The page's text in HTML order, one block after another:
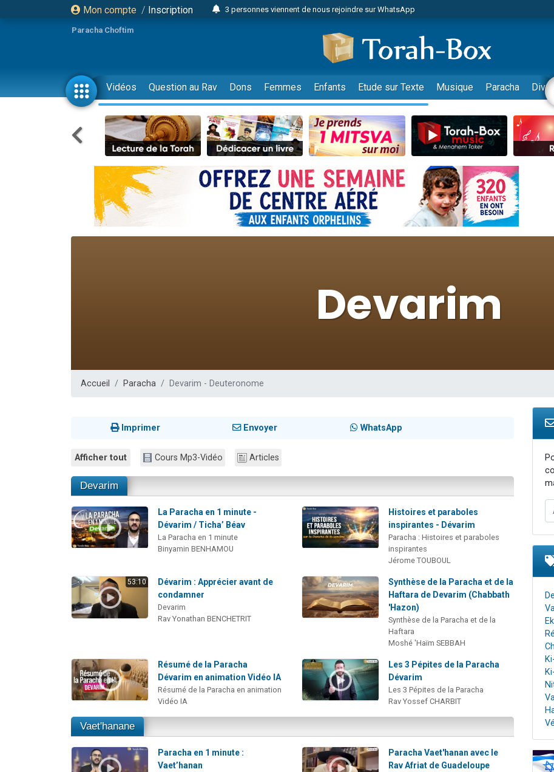
Mon compte / Inscription
3 personnes viennent de nous rejoindre sur WhatsApp
3 personnes viennent de faire un don pour Diane, 80 ans, dans un appartement insalubre
Il reste 49 places pour étudier en groupe sur Zoom
2 personnes viennent de nous rejoindre sur WhatsApp
29 personnes viennent de demander une bénédiction
Il reste 49 places pour étudier en groupe sur Zoom
2 personnes viennent de nous rejoindre sur WhatsApp
6 personnes viennent de nous rejoindre sur WhatsApp
4 personnes viennent de faire un don pour Reloger Rivka, 6 enfants, victime de violences...
2 personnes viennent de faire un don pour 1 Journée de Vacances Pour les Enfants
4 personnes viennent de nous rejoindre sur WhatsApp
17 personnes viennent de demander une bénédiction
3 personnes viennent de nous rejoindre sur WhatsApp
3 personnes viennent de faire un don pour 5 jours de vacances aux Orphelins
Paracha Choftim
Vidéos Question au Rav Dons Femmes Enfants Etude sur Texte Musique Paracha
Accueil Paracha Devarim - Deuteronome
Imprimer Envoyer WhatsApp
Afficher tout Cours Mp3-Vidéo Articles
Devarim
La Paracha en 1 minute -
Dévarim / Ticha’ Béav
La Paracha en 1 minute
Binyamin BENHAMOU
Histoires et paraboles
inspirantes - Dévarim
Paracha : Histoires et paraboles
inspirantes
Jérome TOUBOUL
53:10
Dévarim : Apprécier avant de
condamner
Devarim
Rav Yonathan BENCHETRIT
Synthèse de la Paracha et de la
Haftara de Devarim (Chabbath
'Hazon)
Synthèse de la Paracha et de la
Haftara
Moshé 'Haïm SEBBAH
Résumé de la Paracha
Dévarim en animation Vidéo IA
Résumé de la Paracha en animation
Vidéo IA
Les 3 Pépites de la Paracha
Dévarim
Les 3 Pépites de la Paracha
Rav Yossef CHARBIT
Vaet'hanane
Paracha en 1 minute :
Vaet’hanan
Paracha Vaet'hanan avec le
Rav Afriat de Guadeloupe